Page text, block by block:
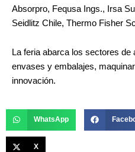
Absorpro, Fequsa Ings., Irsa
Seidlitz Chile, Thermo Fisher
La feria abarca los sectores
envases y embalajes,
innovación.
WhatsApp
X